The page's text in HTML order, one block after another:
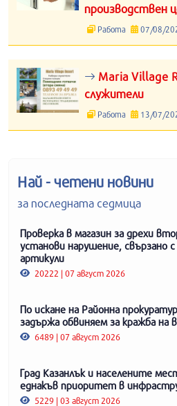
производствен
Работа 07/08/
Maria Village
служители
Работа 13/07/
Най - четени новини
за последната седмица
Проверка в магазин за дрехи
установи нарушение, свързано
артикули
20222 | 07 август 2026
По искане на Районна
задържа обвиняем за кражба
6489 | 07 август 2026
Град Казанлък и населените
еднакъв приоритет в
5229 | 03 август 2026